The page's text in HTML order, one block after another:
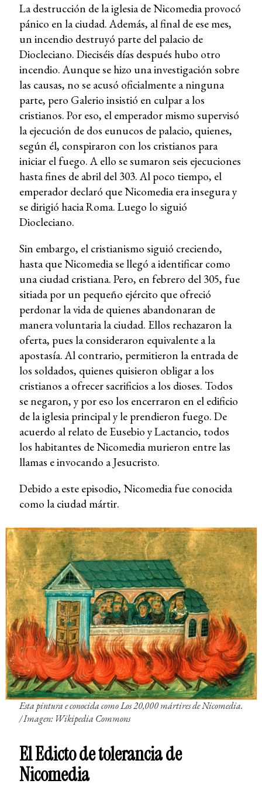
La destrucción de la iglesia de Nicomedia provocó
pánico en la ciudad. Además, al final de ese mes,
un incendio destruyó parte del palacio de
Diocleciano. Dieciséis días después hubo otro
incendio. Aunque se hizo una investigación sobre
las causas, no se acusó oficialmente a ninguna
parte, pero Galerio insistió en culpar a los
cristianos. Por eso, el emperador mismo supervisó
la ejecución de dos eunucos de palacio, quienes,
según él, conspiraron con los cristianos para
iniciar el fuego. A ello se sumaron seis ejecuciones
hasta fines de abril del 303. Al poco tiempo, el
emperador declaró que Nicomedia era insegura y
se dirigió hacia Roma. Luego lo siguió
Diocleciano.
Sin embargo, el cristianismo siguió creciendo,
hasta que Nicomedia se llegó a identificar como
una ciudad cristiana. Pero, en febrero del 305, fue
sitiada por un pequeño ejército que ofreció
perdonar la vida de quienes abandonaran de
manera voluntaria la ciudad. Ellos rechazaron la
oferta, pues la consideraron equivalente a la
apostasía. Al contrario, permitieron la entrada de
los soldados, quienes quisieron obligar a los
cristianos a ofrecer sacrificios a los dioses. Todos
se negaron, y por eso los encerraron en el edificio
de la iglesia principal y le prendieron fuego. De
acuerdo al relato de Eusebio y Lactancio, todos
los habitantes de Nicomedia murieron entre las
llamas e invocando a Jesucristo.
Debido a este episodio, Nicomedia fue conocida
como la ciudad mártir.
Esta pintura e conocida comoLos 20,000 mártires de Nicomedia.
/Imagen: Wikipedia Commons
El Edicto de tolerancia de
Nicomedia